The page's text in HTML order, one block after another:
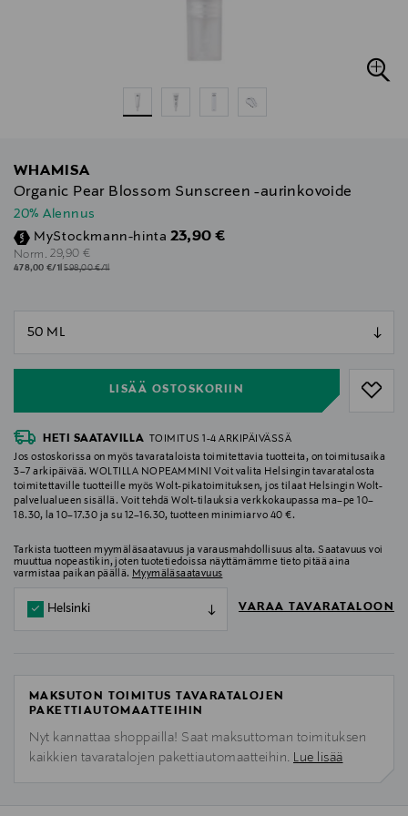
WHAMISA
Organic Pear Blossom Sunscreen -aurinkovoide
20% Alennus
MyStockmann-hinta Discounted Price
23,90 €
Norm. Original Price
29,90 €
478,00 €/1l598,00 €/1l
LISÄÄ OSTOSKORIIN
null
HETI SAATAVILLA TOIMITUS 1-4 ARKIPÄIVÄSSÄ
Jos ostoskorissa on myös tavarataloista toimitettavia tuotteita, on toimitusaika
3–7 arkipäivää. WOLTILLA NOPEAMMIN! Voit valita Helsingin tavaratalosta
toimitettaville tuotteille myös Wolt-pikatoimituksen, jos tilaat Helsingin Wolt-
palvelualueen sisällä. Voit tehdä Wolt-tilauksia verkkokaupassa ma–pe 10–
18.30, la 10–17.30 ja su 12–16.30, tuotteen minimiarvo 40 €.
Tarkista tuotteen myymäläsaatavuus ja varausmahdollisuus alta. Saatavuus voi
muuttua nopeastikin, joten tuotetiedoissa näyttämämme tieto pitää aina
varmistaa paikan päällä. Myymäläsaatavuus
Helsinki VARAA TAVARATALOON
MAKSUTON TOIMITUS TAVARATALOJEN
PAKETTIAUTOMAATTEIHIN
Nyt kannattaa shoppailla! Saat maksuttoman toimituksen
kaikkien tavaratalojen pakettiautomaatteihin. Lue lisää